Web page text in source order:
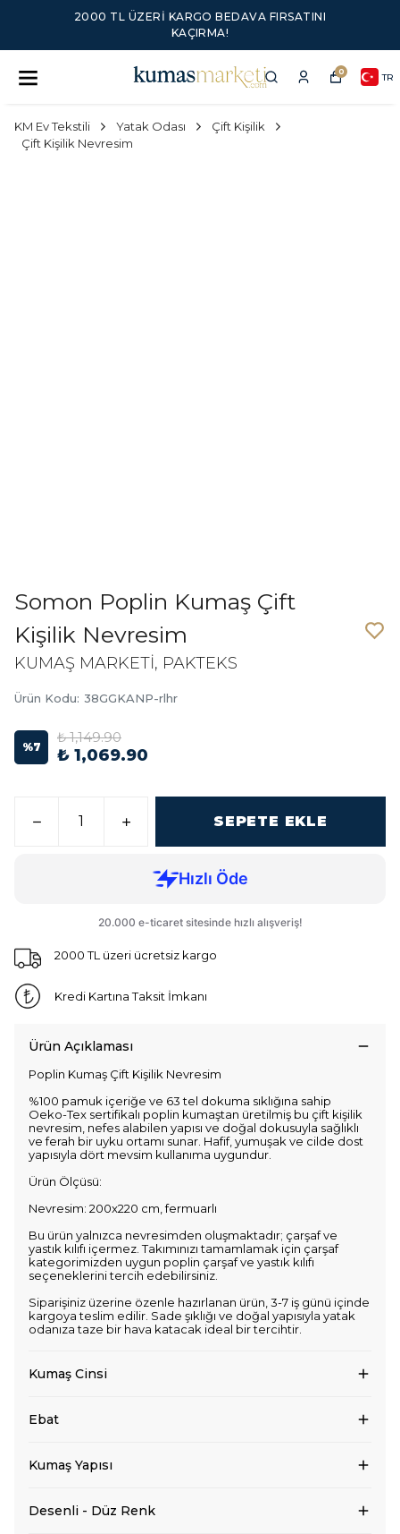
2000 TL ÜZERI KARGO BEDAVA FIRSATINI
KAÇIRMA!
0 TR
KM Ev Tekstili Yatak Odası
Çift Kişilik
Çift Kişilik Nevresim
Somon Poplin Kumaş Çift
Kişilik Nevresim
KUMAŞ MARKETİ, PAKTEKS
Ürün Kodu: 38GGKANP-rlhr
%7
₺ 1,149.90
₺ 1,069.90
SEPETE EKLE
2000 TL üzeri ücretsiz kargo
Kredi Kartına Taksit İmkanı
Ürün Açıklaması
Poplin Kumaş Çift Kişilik Nevresim
%100 pamuk içeriğe ve 63 tel dokuma sıklığına sahip
Oeko-Tex sertifikalı poplin kumaştan üretilmiş bu çift kişilik
nevresim, nefes alabilen yapısı ve doğal dokusuyla sağlıklı
ve ferah bir uyku ortamı sunar. Hafif, yumuşak ve cilde dost
yapısıyla dört mevsim kullanıma uygundur.
Ürün Ölçüsü:
Nevresim: 200x220 cm, fermuarlı
Bu ürün yalnızca nevresimden oluşmaktadır; çarşaf ve
yastık kılıfı içermez. Takımınızı tamamlamak için çarşaf
kategorimizden uygun poplin çarşaf ve yastık kılıfı
seçeneklerini tercih edebilirsiniz.
Siparişiniz üzerine özenle hazırlanan ürün, 3-7 iş günü içinde
kargoya teslim edilir. Sade şıklığı ve doğal yapısıyla yatak
odanıza taze bir hava katacak ideal bir tercihtir.
Kumaş Cinsi
Ebat
Kumaş Yapısı
Desenli - Düz Renk